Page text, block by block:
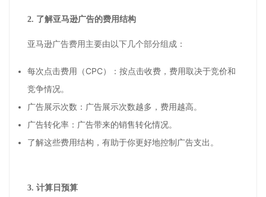
2. 了解亚马逊广告的费用结构
亚马逊广告费用主要由以下几个部分组成：
每次点击费用（CPC）：按点击收费，费用取决于竞价和
竞争情况。
广告展示次数：广告展示次数越多，费用越高。
广告转化率：广告带来的销售转化情况。
了解这些费用结构，有助于你更好地控制广告支出。
3. 计算日预算